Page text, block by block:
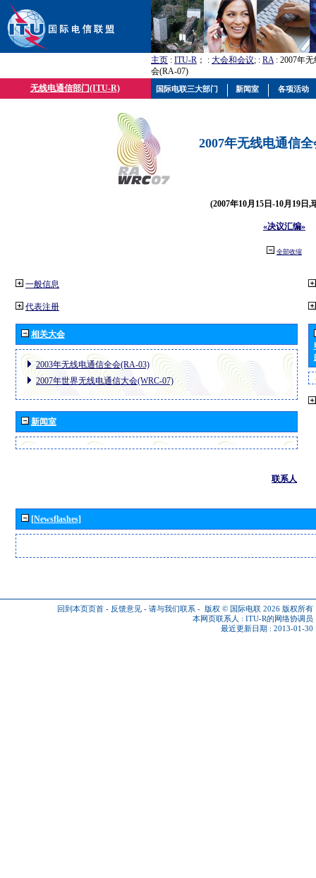
主页 : ITU-R ； : 大会和会议; : RA: 2007年
会(RA-07)
无线电通信部门(ITU-R)
2007年无线电通信
(2007年10月15日-10月19日,
«决议汇编»
全部收缩
一般信息
代表注册
相关大会
2003年无线电通信全会(RA-03)
2007年世界无线电通信大会(WRC-07)
新闻室
联系人
[Newsflashes]
回到本页页首 - 反馈意见 - 请与我们联系 - 版权 © 国际电联 2026 版权所有
本网页联系人 : ITU-R的网络协调员
最近更新日期 : 2013-01-30
国际电联三大部门 新闻室 各项活动